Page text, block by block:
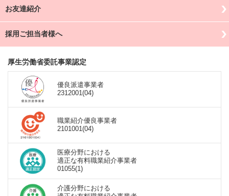
お友達紹介
採用ご担当者様へ
厚生労働省委託事業認定
優良派遣事業者
2312001(04)
職業紹介優良事業者
2101001(04)
医療分野における
適正な有料職業紹介事業者
01055(1)
介護分野における